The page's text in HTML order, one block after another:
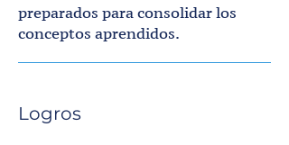
preparados para consolidar los
conceptos aprendidos.
Logros